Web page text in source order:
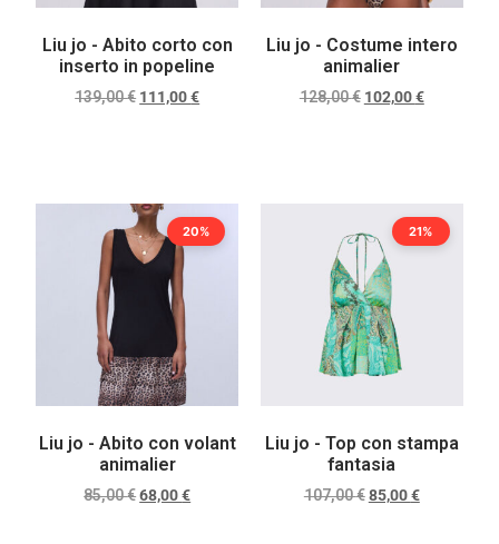
Liu jo - Abito corto con
inserto in popeline
139,00€ 111,00€
Liu jo - Costume intero
animalier
128,00€ 102,00€
20%
Liu jo - Abito con volant
animalier
85,00€68,00€
21%
Liu jo - Top con stampa
fantasia
107,00€ 85,00€